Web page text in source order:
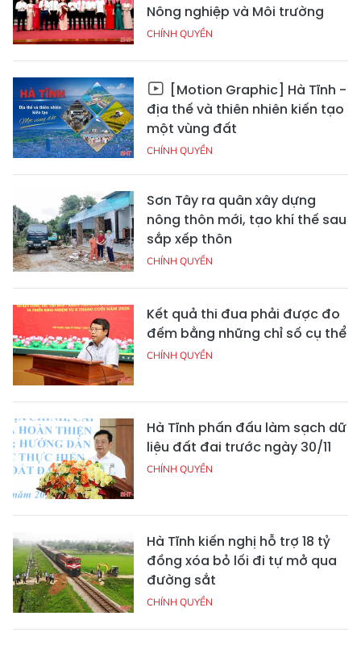
Nông nghiệp và Môi trường
CHÍNH QUYỀN
[Motion Graphic] Hà Tĩnh -
địa thế và thiên nhiên kiến tạo
một vùng đất
CHÍNH QUYỀN
Sơn Tây ra quân xây dựng
nông thôn mới, tạo khí thế sau
sắp xếp thôn
CHÍNH QUYỀN
Kết quả thi đua phải được đo
đếm bằng những chỉ số cụ thể
CHÍNH QUYỀN
Hà Tĩnh phấn đấu làm sạch dữ
liệu đất đai trước ngày 30/11
CHÍNH QUYỀN
Hà Tĩnh kiến nghị hỗ trợ 18 tỷ
đồng xóa bỏ lối đi tự mở qua
đường sắt
CHÍNH QUYỀN